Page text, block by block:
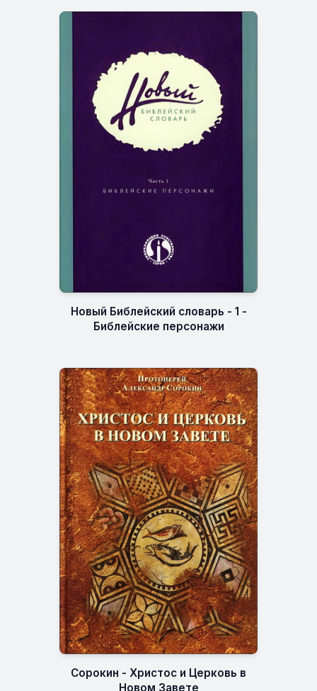
Новый Библейский словарь - 1 -
Библейские персонажи
Сорокин - Христос и Церковь в
Новом Завете